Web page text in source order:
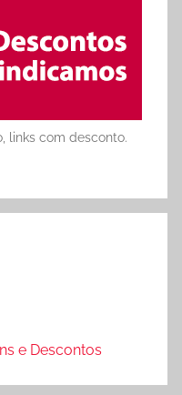
links com desconto.
e Descontos